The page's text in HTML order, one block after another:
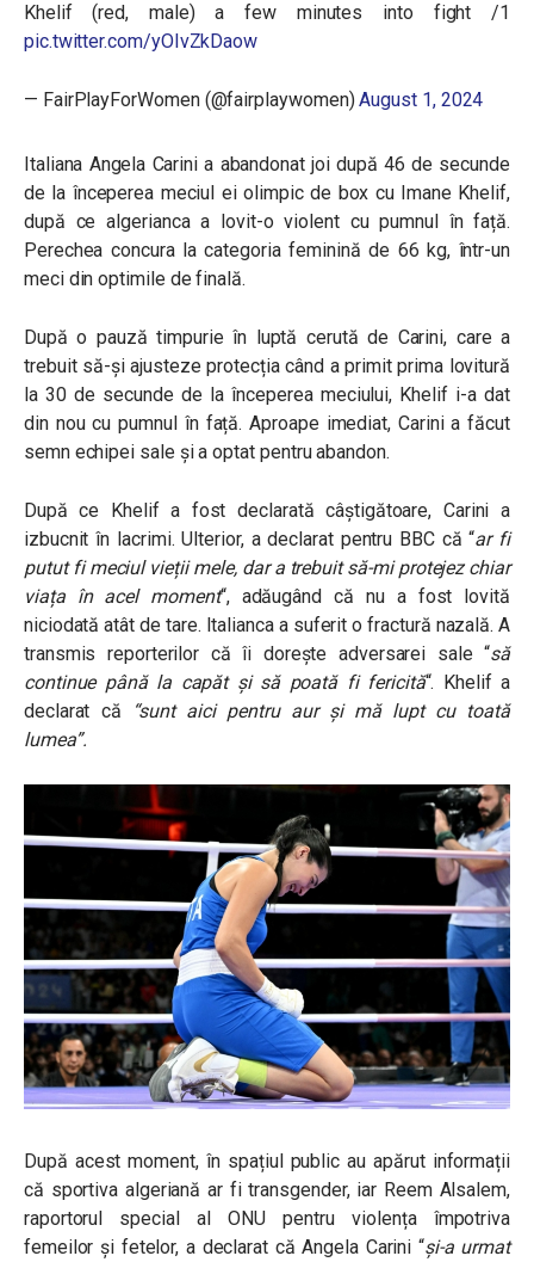
Khelif (red, male) a few minutes into fight /1
pic.twitter.com/yOIvZkDaow
— FairPlayForWomen (@fairplaywomen)August 1, 2024
Italiana Angela Carini a abandonat joi după 46 de secunde
de la începerea meciul ei olimpic de box cu Imane Khelif,
după ce algerianca a lovit-o violent cu pumnul în față.
Perechea concura la categoria feminină de 66 kg, într-un
meci din optimile de finală.
După o pauză timpurie în luptă cerută de Carini, care a
trebuit să-și ajusteze protecția când a primit prima lovitură
la 30 de secunde de la începerea meciului, Khelif i-a dat
din nou cu pumnul în față. Aproape imediat, Carini a făcut
semn echipei sale și a optat pentru abandon.
După ce Khelif a fost declarată câștigătoare, Carini a
izbucnit în lacrimi. Ulterior, a declarat pentru BBC că “ar fi
putut fi meciul vieții mele, dar a trebuit să-mi protejez chiar
viața în acel moment“, adăugând că nu a fost lovită
niciodată atât de tare. Italianca a suferit o fractură nazală. A
transmis reporterilor că îi dorește adversarei sale “să
continue până la capăt și să poată fi fericită“. Khelif a
declarat că
“sunt aici pentru aur și mă lupt cu toată
lumea”.
După acest moment, în spațiul public au apărut informații
că sportiva algeriană ar fi transgender, iar Reem Alsalem,
raportorul special al ONU pentru violența împotriva
femeilor și fetelor, a declarat că Angela Carini “și-a urmat